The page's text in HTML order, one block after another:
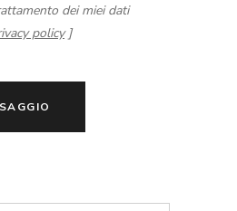
dei miei dati
policy]